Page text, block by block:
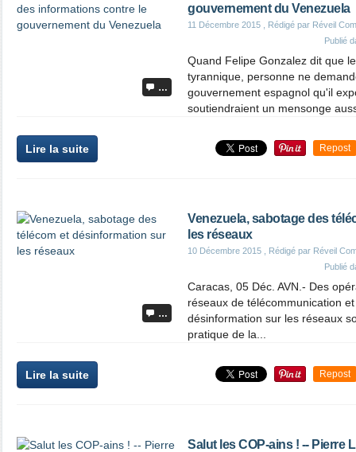
…
gouvernement du Venezuela
11 Décembre 2015 , Rédigé par Réveil
Publié
Quand Felipe Gonzalez dit que
tyrannique, personne ne
gouvernement espagnol qu'il
soutiendraient un mensonge
Lire la suite Repost
…
Venezuela, sabotage des
les réseaux
10 Décembre 2015 , Rédigé par Réveil
Publié
Caracas, 05 Déc. AVN.- Des
réseaux de télécommunication
désinformation sur les réseaux
pratique de la...
Lire la suite Repost
Salut les COP-ains ! -- Pierre